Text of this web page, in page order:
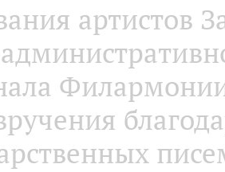
артистов